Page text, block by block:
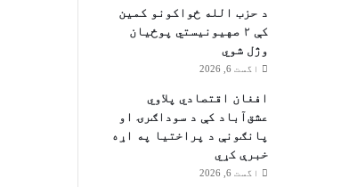
د حزب الله ځواکونو کمین
کې ۲ صهیونیستي پوځیان
وژل شوي
اگست 6, 2026
افغان اقتصادي پلاوي
عشق‌آباد کې د سوداګرۍ او
پانګونې د پراختیا په اړه
خبرې کړي
اگست 6, 2026